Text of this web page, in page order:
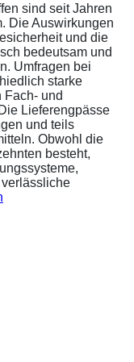
sind seit Jahren
Die Auswirkungen
und die
bedeutsam und
Umfragen bei
starke
Fach- und
Lieferengpässe
und teils
Obwohl die
besteht,